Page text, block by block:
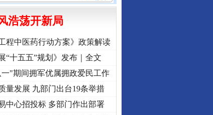
浩荡开新局
程中医药行动方案》政策解读
“十五五”规划》发布｜全文
"期间拥军优属拥政爱民工作
量发展 九部门出台19条举措
中心招投标 多部门作出部署